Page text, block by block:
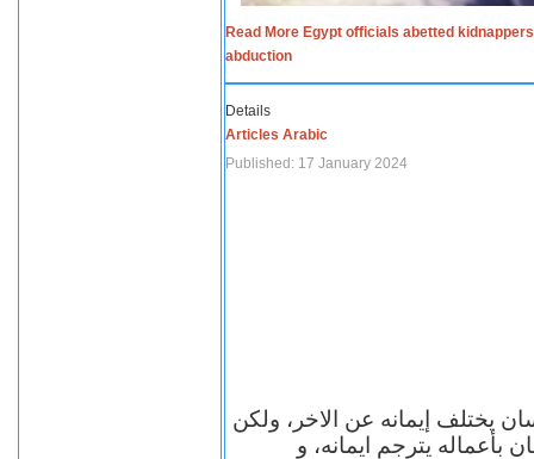
Read More Egypt officials abetted
abduction
Details
Articles Arabic
Published: 17 January 2024
يختلف إيمانه عن الاخر، ولكن
بأعماله يترجم ايمانه، و